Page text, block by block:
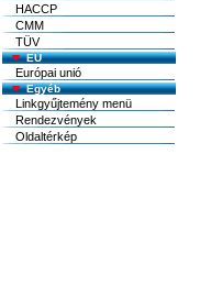
HACCP
CMM
TÜV
EU
Európai unió
Egyéb
Linkgyűjtemény menü
Rendezvények
Oldaltérkép